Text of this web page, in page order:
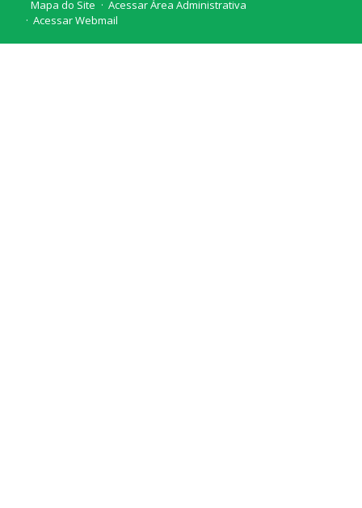
Mapa do Site
Acessar Área Administrativa
Acessar Webmail